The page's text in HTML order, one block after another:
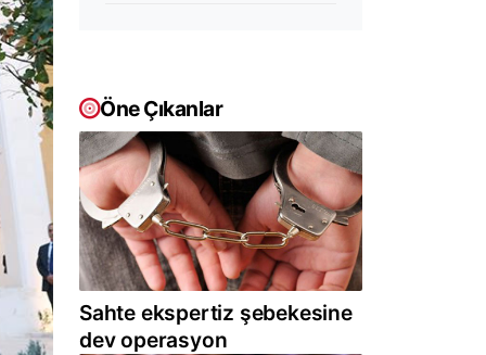
Öne Çıkanlar
Sahte ekspertiz şebekesine
dev operasyon